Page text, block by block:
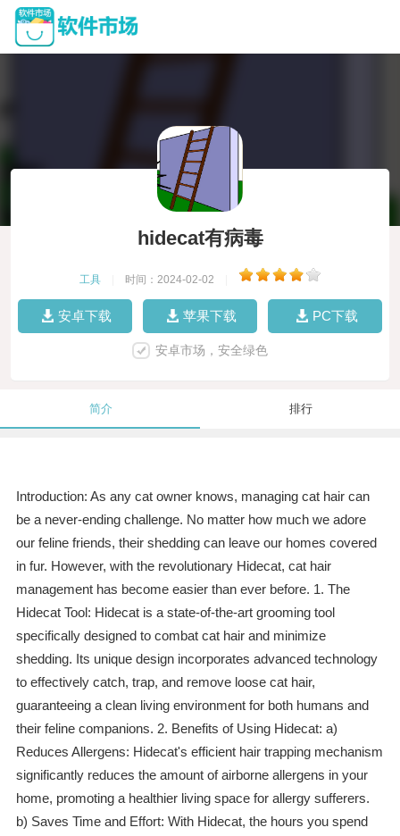
hidecat有病毒
工具 时间：2024-02-02
安卓下载 苹果下载 PC下载
安卓市场，安全绿色
简介 排行
Introduction: As any cat owner knows, managing cat hair can
be a never-ending challenge. No matter how much we adore
our feline friends, their shedding can leave our homes covered
in fur. However, with the revolutionary Hidecat, cat hair
management has become easier than ever before. 1. The
Hidecat Tool: Hidecat is a state-of-the-art grooming tool
specifically designed to combat cat hair and minimize
shedding. Its unique design incorporates advanced technology
to effectively catch, trap, and remove loose cat hair,
guaranteeing a clean living environment for both humans and
their feline companions. 2. Benefits of Using Hidecat: a)
Reduces Allergens: Hidecat's efficient hair trapping mechanism
significantly reduces the amount of airborne allergens in your
home, promoting a healthier living space for allergy sufferers.
b) Saves Time and Effort: With Hidecat, the hours you spend